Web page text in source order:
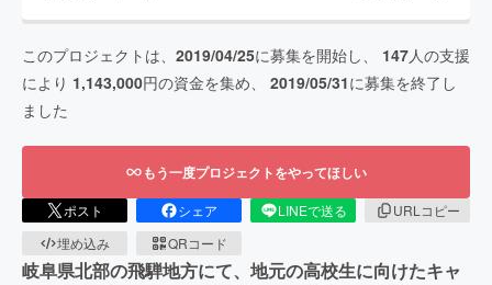
このプロジェクトは、 2019/04/25に募集を開始し、 147人の支援
により 1,143,000円の資金を集め、 2019/05/31に募集を終了し
ました
もう一度プロジェクトをやってほしい
ポスト シェア LINEで送る
URLコピー
埋め込み
QRコード
岐阜県北部の飛騨地方にて、地元の高校生に向けたキャ